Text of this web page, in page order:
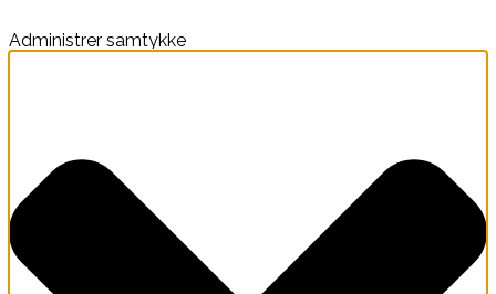
Administrer samtykke